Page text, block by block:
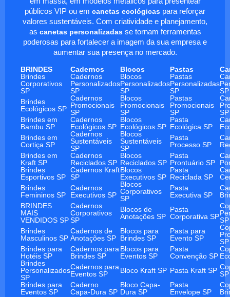
públicos VIP ou em canetas ecológicas para reforçar
valores sustentáveis. Com criatividade e planejamento,
as canetas personalizadasse tornam ferramentas
poderosas para fortalecer a imagem da sua empresa e
aumentar sua presença no mercado.
BRINDES Cadernos Blocos Pastas
Brindes
Corporativos
SP
Cadernos
Personalizados
SP
Blocos
Personalizados
SP
Pastas
Personalizadas
SP
SP
Brindes
Ecológicos SP
Cadernos
Promocionais
SP
Blocos
Promocionais
SP
Pastas
Promocionais
SP
SP
Brindes em
Bambu SP
Cadernos
Ecológicos SP
Blocos
Ecológicos SP
Pasta
Ecológica SP
Brindes em
Cortiça SP
Cadernos
Sustentáveis
SP
Blocos
Sustentáveis
SP
Pasta
Processo SP
Brindes em
Kraft SP
Cadernos
Reciclados SP
Blocos
Reciclados SP
Pasta
Prontuário SP
Brindes
Esportivos SP
Cadernos Kraft
SP
Blocos
Executivos SP
Pasta
Reciclada SP
Brindes
Femininos SP
Cadernos
Executivos SP
Blocos
Corporativos
SP
Pasta
Executiva SP
BRINDES
MAIS
VENDIDOS SP
Cadernos
Corporativos
SP
Blocos de
Anotações SP
Pasta
Corporativa SPSP
Brindes
Masculinos SP
Cadernos de
Anotações SP
Blocos para
Brindes SP
Pasta para
Evento SP
SP
Brindes para
Hotéis SP
Cadernos para
Brindes SP
Blocos para
Eventos SP
Pasta
Convenção SP
Brindes
Personalizados
SP
Cadernos para
Eventos SP
Bloco Kraft SP Pasta Kraft SP SP
Brindes para
Eventos SP
Caderno
Capa-Dura SP
Bloco Capa-
Dura SP
Pasta
Envelope SP